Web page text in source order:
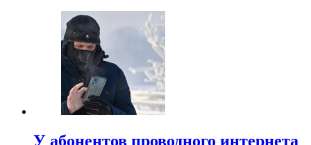
У абонентов проводного интернета